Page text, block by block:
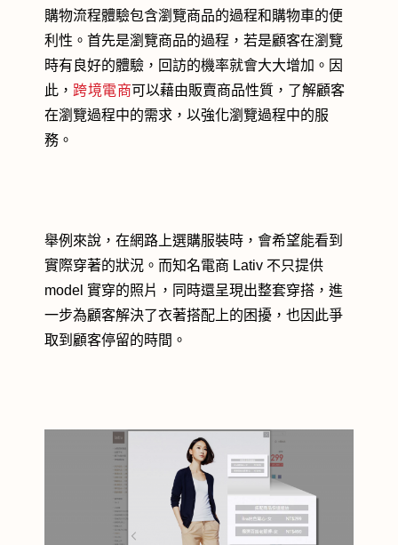
購物流程體驗包含瀏覽商品的過程和購物車的便
利性。首先是瀏覽商品的過程，若是顧客在瀏覽
時有良好的體驗，回訪的機率就會大大增加。因
此， 跨境電商可以藉由販賣商品性質，了解顧客
在瀏覽過程中的需求，以強化瀏覽過程中的服
務。
舉例來說，在網路上選購服裝時，會希望能看到
實際穿著的狀況。而知名電商 Lativ 不只提供
model 實穿的照片，同時還呈現出整套穿搭，進
一步為顧客解決了衣著搭配上的困擾，也因此爭
取到顧客停留的時間。